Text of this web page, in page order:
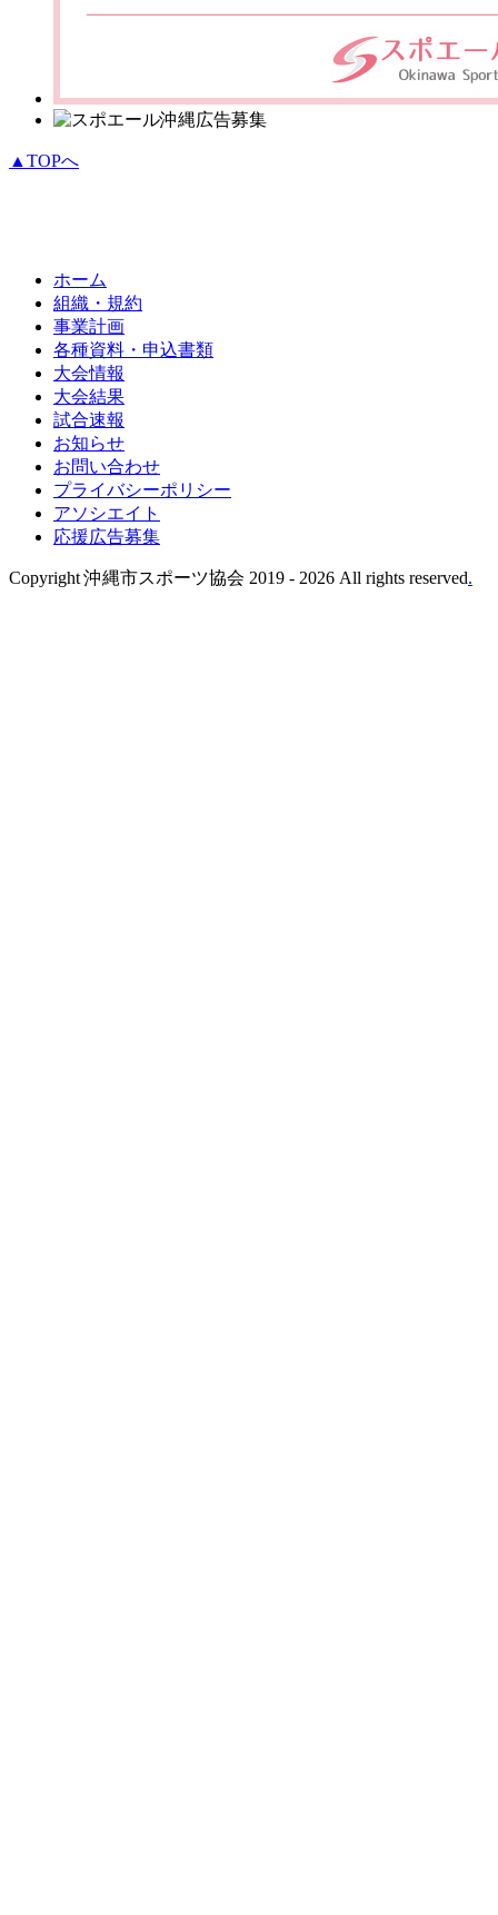
▲TOPへ
ホーム
組織・規約
事業計画
各種資料・申込書類
大会情報
大会結果
試合速報
お知らせ
お問い合わせ
プライバシーポリシー
アソシエイト
応援広告募集
Copyright 沖縄市スポーツ協会 2019 - 2026 All rights reserved.